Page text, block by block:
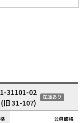
1-31101-02
(旧 31-107)
在庫あり